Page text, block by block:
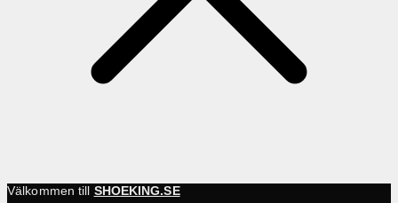
Välkommen till SHOEKING.SE